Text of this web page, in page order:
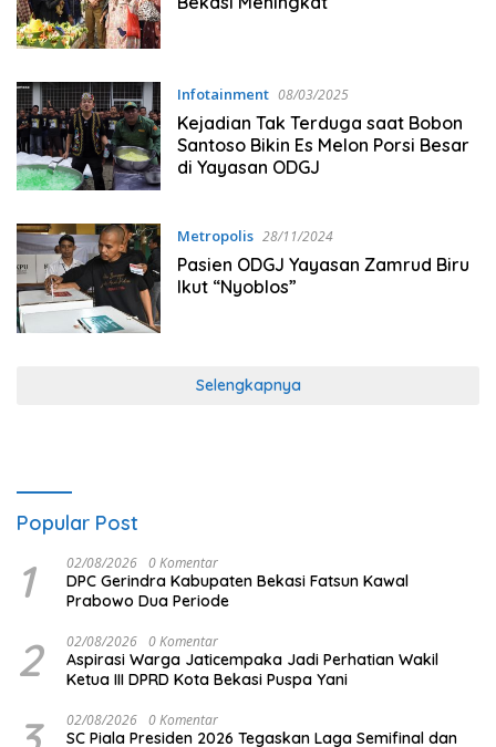
Infotainment 08/03/2025
Kejadian Tak Terduga saat Bobon
Santoso Bikin Es Melon Porsi Besar
di Yayasan ODGJ
Metropolis 28/11/2024
Pasien ODGJ Yayasan Zamrud Biru
Ikut “Nyoblos”
Selengkapnya
Popular Post
1 02/08/2026 0 Komentar
DPC Gerindra Kabupaten Bekasi Fatsun Kawal
Prabowo Dua Periode
2 02/08/2026 0 Komentar
Aspirasi Warga Jaticempaka Jadi Perhatian Wakil
Ketua III DPRD Kota Bekasi Puspa Yani
02/08/2026 0 Komentar
SC Piala Presiden 2026 Tegaskan Laga Semifinal dan